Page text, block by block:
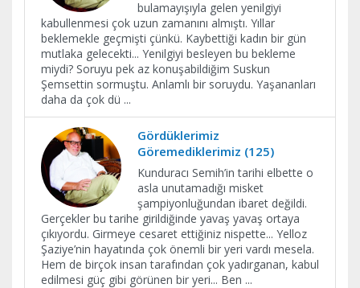
bulamayışıyla gelen yenilgiyi
kabullenmesi çok uzun zamanını almıştı. Yıllar
beklemekle geçmişti çünkü. Kaybettiği kadın bir gün
mutlaka gelecekti... Yenilgiyi besleyen bu bekleme
miydi? Soruyu pek az konuşabildiğim Suskun
Şemsettin sormuştu. Anlamlı bir soruydu. Yaşananları
daha da çok dü ...
Gördüklerimiz
Göremediklerimiz (125)
Kunduracı Semih’in tarihi elbette o
asla unutamadığı misket
şampiyonluğundan ibaret değildi.
Gerçekler bu tarihe girildiğinde yavaş yavaş ortaya
çıkıyordu. Girmeye cesaret ettiğiniz nispette... Yelloz
Şaziye’nin hayatında çok önemli bir yeri vardı mesela.
Hem de birçok insan tarafından çok yadırganan, kabul
edilmesi güç gibi görünen bir yeri... Ben ...